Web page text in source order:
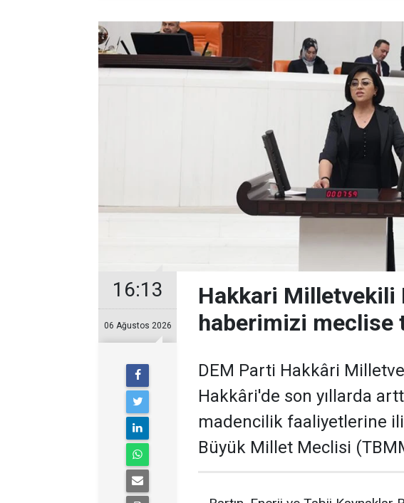
16:13
06 Ağustos 2026
Hakkari Milletvekili
haberimizi meclise
DEM Parti Hakkâri
Hakkâri'de son yıllarda
madencilik faaliyetlerine
Büyük Millet Meclisi